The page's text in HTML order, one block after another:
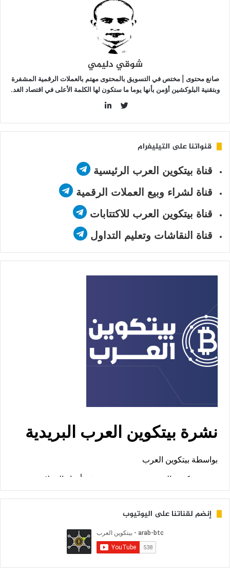
شوقي دليمي
صانع محتوى | مختص في التسويق بالمحتوى مهتم بالعملات الرقمية المشفرة
وبتقنية البلوكشين أؤمن بأنها يوما ما ستكون لها الكلمة الأعلى في اقتصاد الغد.
قنواتنا على التيليغرام
قناة بيتكوين العرب الرئيسية
قناة لشراء وبيع العملات الرقمية
قناة بيتكوين العرب للاكتتابات
قناة النقاشات وتعليم التداول
إنضم لقناتنا على اليوتيوب